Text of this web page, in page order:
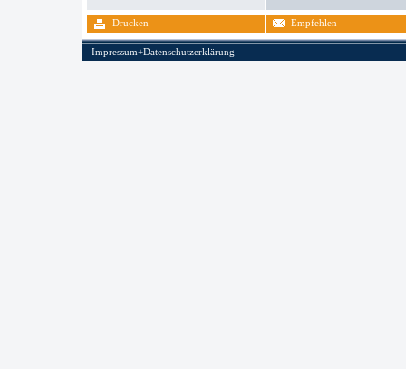
Drucken Empfehlen
Impressum+Datenschutzerklärung